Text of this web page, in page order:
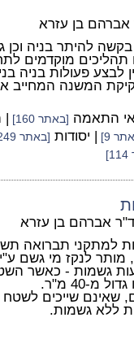
אברהם בן עזרא
בקשה להיתר בניה וכן
תהליכים מוקדמים
לבצע פעולות בניה
המשנה המחייב
התאמה [באתר 160] |
9] | יסודות [באתר 249]
ד"ר אברהם בן עזרא
הוראה מס' 7.5.4.2, מותר לנקז מי
גשמות - כאשר
מ-40 מ"ר.
שאינם שייכים
ללא גשמות.